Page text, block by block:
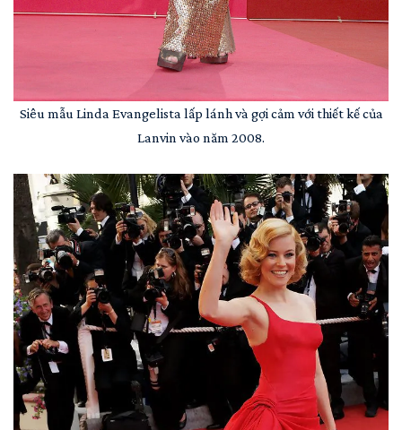
Siêu mẫu Linda Evangelista lấp lánh và gợi cảm với thiết kế của
Lanvin vào năm 2008.